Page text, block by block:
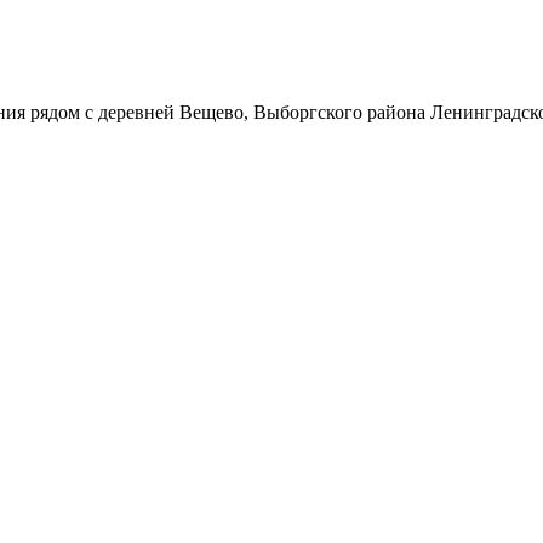
рядом с деревней Вещево, Выборгского района